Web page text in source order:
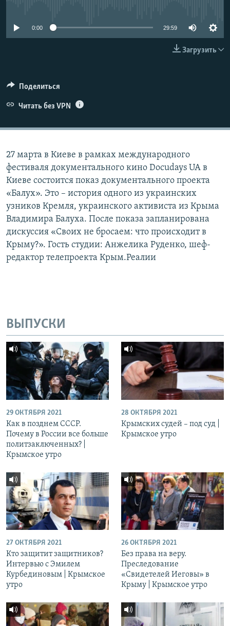
КРЫМ.НЕПОКОРЕННЫЙ
0:00 29:59
Загрузить
Поделиться
Читать без VPN
27 марта в Киеве в рамках международного
фестиваля документального кино Docudays UA в
Киеве состоится показ документального проекта
«Балух». Это – история одного из украинских
узников Кремля, украинского активиста из Крыма
Владимира Балуха. После показа запланирована
дискуссия «Своих не бросаем: что происходит в
Крыму?». Гость студии: Анжелика Руденко, шеф-
редактор телепроекта Крым.Реалии
ВЫПУСКИ
29 ОКТЯБРЯ 2021
Как в позднем СССР.
Почему в России все больше
политзаключенных? |
Крымское утро
28 ОКТЯБРЯ 2021
Крымских судей – под суд |
Крымское утро
27 ОКТЯБРЯ 2021
Кто защитит защитников?
Интервью с Эмилем
Курбединовым | Крымское
утро
26 ОКТЯБРЯ 2021
Без права на веру.
Преследование
«Свидетелей Иеговы» в
Крыму | Крымское утро